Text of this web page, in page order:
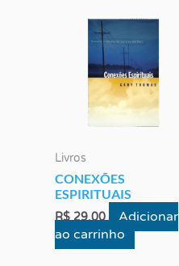
Livros
CONEXÕES
ESPIRITUAIS
R$29,00
Adicionar
ao carrinho